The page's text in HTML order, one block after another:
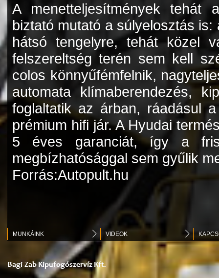
A menetteljesítmények tehát
biztató mutató a súlyelosztás
hátsó tengelyre, tehát közel
felszereltség terén sem kell
colos könnyűfémfelnik,
automata klímaberendezés,
foglaltatik az árban, ráadásul
prémium hifi jár. A Hyudai
5 éves garanciát, így a
megbízhatósággal sem gyűlik
Forrás:Autopult.hu
MUNKÁINK VIDEOK